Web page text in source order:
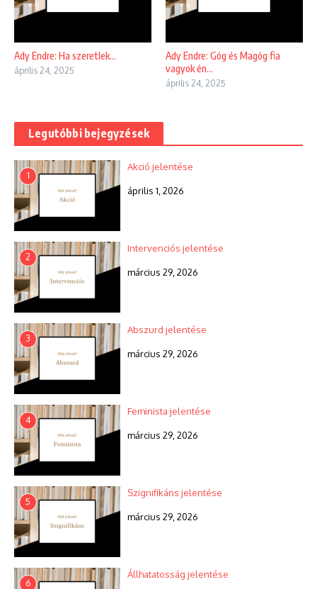
Ady Endre: Ha szeretlek…
április 24, 2025
Ady Endre: Góg és Magóg fia
vagyok én…
április 24, 2025
Legutóbbi bejegyzések
1
Akció jelentése
április 1, 2026
2
Intervenciós jelentése
március 29, 2026
3
Abszurd jelentése
március 29, 2026
4
Feminista jelentése
március 29, 2026
5
Szignifikáns jelentése
március 29, 2026
6
Állhatatosság jelentése